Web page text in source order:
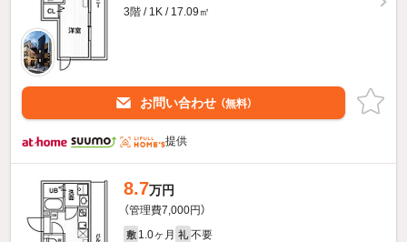
3階 / 1K / 17.09㎡
お問い合わせ （無料）
提供
8.7万円
（管理費7,000円）
敷 1.0ヶ月 礼 不要